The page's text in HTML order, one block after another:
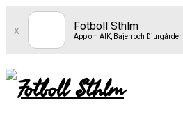
x Fotboll Sthlm
App om AIK, Bajen och Djurgården